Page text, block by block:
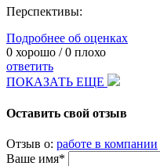
Перспективы:
Подробнее об оценках
0 хорошо /0 плохо
ответить
ПОКАЗАТЬ ЕЩЕ
Оставить свой отзыв
Отзыв о: работе в компании
Ваше имя*